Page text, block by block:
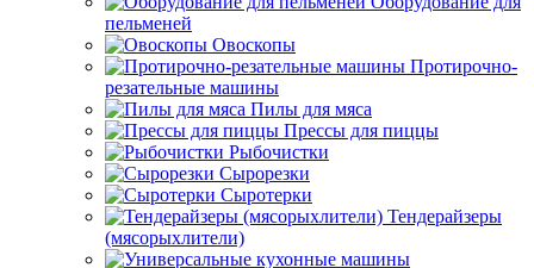
пельменей
Овоскопы
Протирочно-
резательные машины
Пилы для мяса
Прессы для пиццы
Рыбочистки
Сырорезки
Сыротерки
Тендерайзеры
(мясорыхлители)